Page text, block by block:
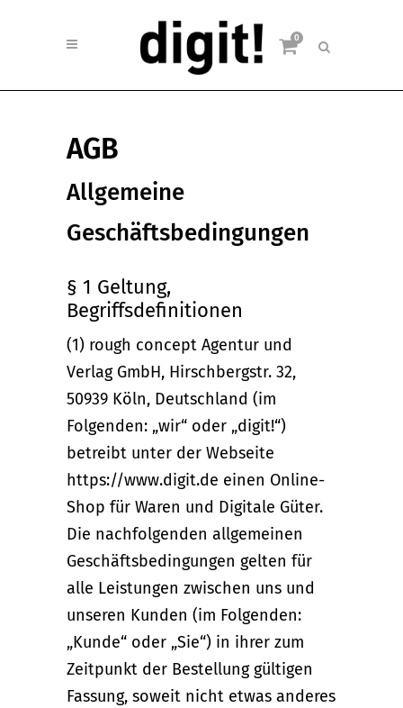
0
AGB
Allgemeine
Geschäftsbedingungen
§ 1 Geltung,
Begriffsdefinitionen
(1) rough concept Agentur und
Verlag GmbH, Hirschbergstr. 32,
50939 Köln, Deutschland (im
Folgenden: „wir“ oder „digit!“)
betreibt unter der Webseite
https://www.digit.de einen Online-
Shop für Waren und Digitale Güter.
Die nachfolgenden allgemeinen
Geschäftsbedingungen gelten für
alle Leistungen zwischen uns und
unseren Kunden (im Folgenden:
„Kunde“ oder „Sie“) in ihrer zum
Zeitpunkt der Bestellung gültigen
Fassung, soweit nicht etwas anderes